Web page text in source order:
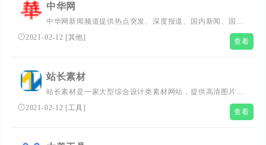
中华网
中华网新闻频道提供热点突发、深度报道、国内新闻、国际
新闻、社会新闻、专题报道、时事评论、图片报道、军事、
2021-02-12 [其他] 查看
站长素材
站长素材是一家大型综合设计类素材网站，提供高清图片素
材、PSD素材、PPT模板、网页模板、脚本素材、简历模
板、QQ表情、矢量素材、3D素材、酷站欣赏、Flash动画等
2021-02-12 [工具] 查看